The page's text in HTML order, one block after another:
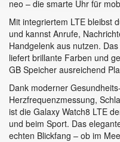
neo – die smarte Uhr für
Mit integriertem LTE bleibst
und kannst Anrufe,
Handgelenk aus nutzen.
liefert brillante Farben und
GB Speicher ausreichend
Dank moderner
Herzfrequenzmessung,
ist die Galaxy Watch8 LTE
und beim Sport. Das
echten Blickfang – ob im